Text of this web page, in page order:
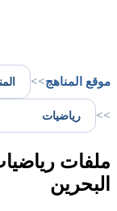
موقع المناهج>>
>>
ملفات
البحرين